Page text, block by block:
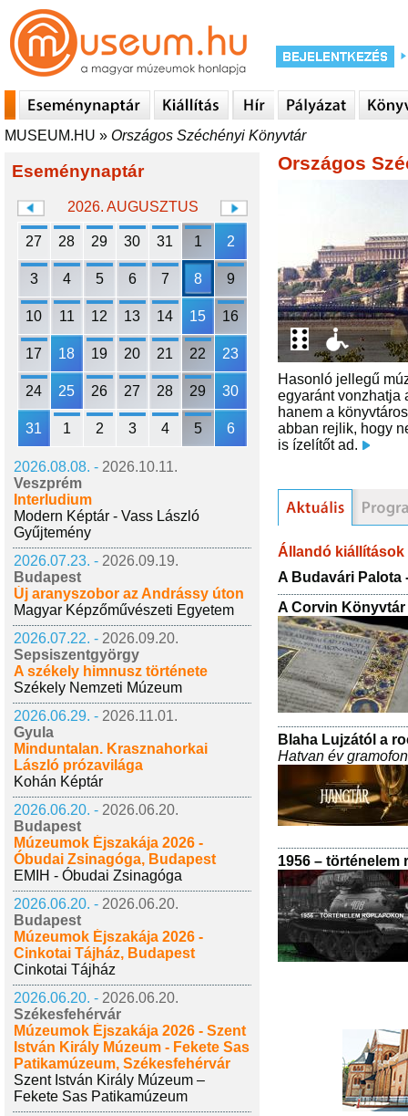
MUSEUM.HU » Országos Széchényi Könyvtár
Eseménynaptár
2026. AUGUSZTUS
27 28 29 30 31 1 2
3 4 5 6 7 8 9
10 11 12 13 14 15 16
17 18 19 20 21 22 23
24 25 26 27 28 29 30
31 1 2 3 4 5 6
2026.08.08. - 2026.10.11.
Veszprém
Interludium
Modern Képtár - Vass László
Gyűjtemény
2026.07.23. - 2026.09.19.
Budapest
Új aranyszobor az Andrássy úton
Magyar Képzőművészeti Egyetem
2026.07.22. - 2026.09.20.
Sepsiszentgyörgy
A székely himnusz története
Székely Nemzeti Múzeum
2026.06.29. - 2026.11.01.
Gyula
Minduntalan. Krasznahorkai
László prózavilága
Kohán Képtár
2026.06.20. - 2026.06.20.
Budapest
Múzeumok Éjszakája 2026 -
Óbudai Zsinagóga, Budapest
EMIH - Óbudai Zsinagóga
2026.06.20. - 2026.06.20.
Budapest
Múzeumok Éjszakája 2026 -
Cinkotai Tájház, Budapest
Cinkotai Tájház
2026.06.20. - 2026.06.20.
Székesfehérvár
Múzeumok Éjszakája 2026 - Szent
István Király Múzeum - Fekete Sas
Patikamúzeum, Székesfehérvár
Szent István Király Múzeum –
Fekete Sas Patikamúzeum
Országos
Hasonló jellegű
egyaránt vonzhatja
hanem a
abban rejlik, hogy
is ízelítőt ad.
Állandó kiállítások
A Budavári Palota
A Corvin
Blaha Lujzától a
Hatvan év
1956 – történelem